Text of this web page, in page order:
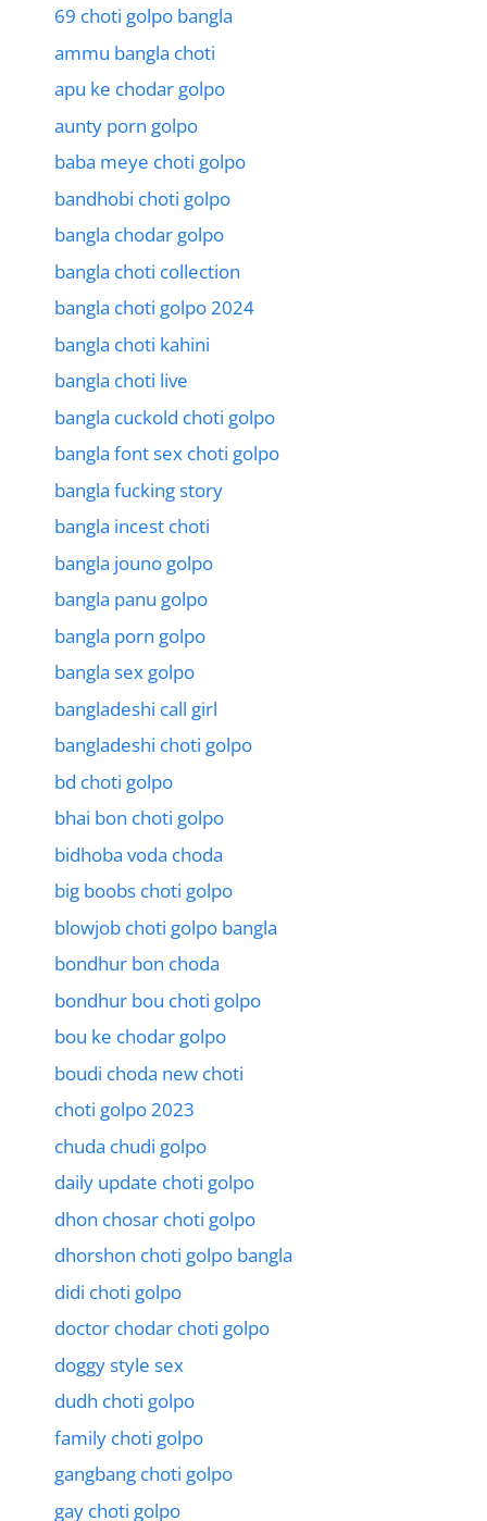
69 choti golpo bangla
ammu bangla choti
apu ke chodar golpo
aunty porn golpo
baba meye choti golpo
bandhobi choti golpo
bangla chodar golpo
bangla choti collection
bangla choti golpo 2024
bangla choti kahini
bangla choti live
bangla cuckold choti golpo
bangla font sex choti golpo
bangla fucking story
bangla incest choti
bangla jouno golpo
bangla panu golpo
bangla porn golpo
bangla sex golpo
bangladeshi call girl
bangladeshi choti golpo
bd choti golpo
bhai bon choti golpo
bidhoba voda choda
big boobs choti golpo
blowjob choti golpo bangla
bondhur bon choda
bondhur bou choti golpo
bou ke chodar golpo
boudi choda new choti
choti golpo 2023
chuda chudi golpo
daily update choti golpo
dhon chosar choti golpo
dhorshon choti golpo bangla
didi choti golpo
doctor chodar choti golpo
doggy style sex
dudh choti golpo
family choti golpo
gangbang choti golpo
gay choti golpo